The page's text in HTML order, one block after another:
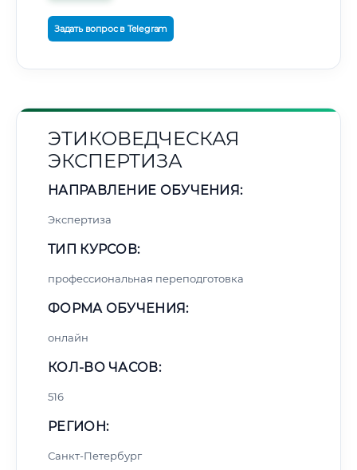
Задать вопрос в Telegram
ЭТИКОВЕДЧЕСКАЯ
ЭКСПЕРТИЗА
НАПРАВЛЕНИЕ ОБУЧЕНИЯ:
Экспертиза
ТИП КУРСОВ:
профессиональная переподготовка
ФОРМА ОБУЧЕНИЯ:
онлайн
КОЛ-ВО ЧАСОВ:
516
РЕГИОН:
Санкт-Петербург